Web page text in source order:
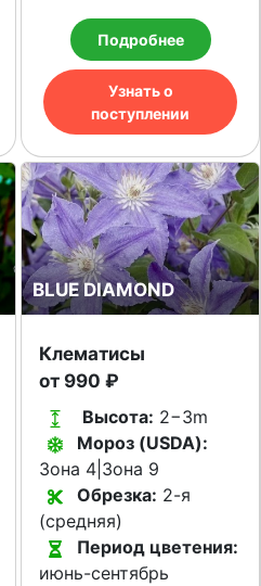
Подробнее
Узнать о
поступлении
BLUE DIAMOND
Клематисы
от 990 ₽
Высота: 2−3m
Мороз (USDA):
Зона 4|Зона 9
Обрезка: 2-я
(средняя)
Период цветения:
июнь-сентябрь